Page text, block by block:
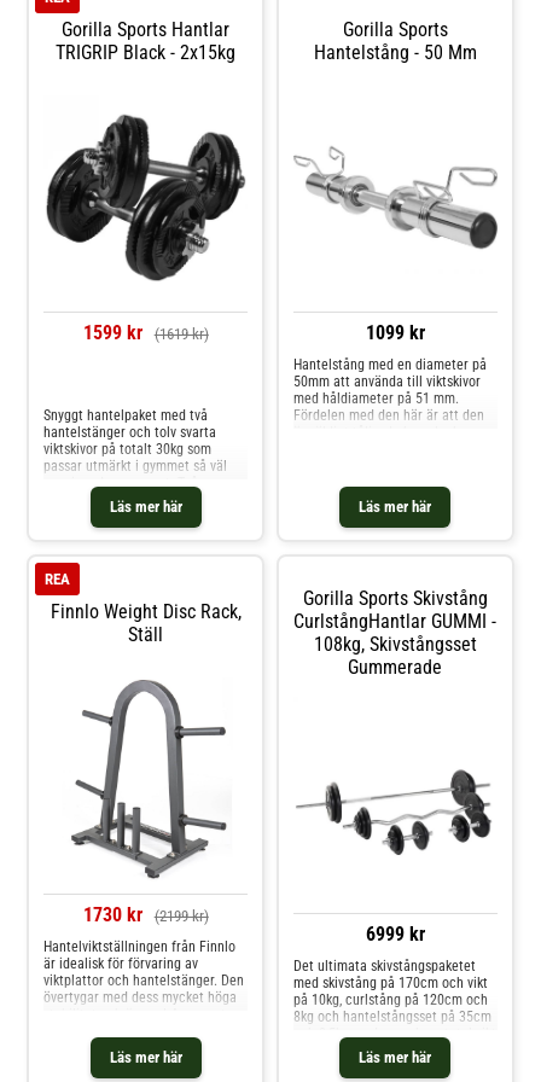
Gorilla Sports Hantlar
TRIGRIP Black - 2x15kg
1599 kr (1619 kr)
Läs mer här
Snyggt hantelpaket med två
hantelstänger och tolv svarta
viktskivor på totalt 30kg som
passar utmärkt i gymmet så väl
som i vardagsrummet. Två
hantelstänger på 35 cm Hantelpar
om 2x15 kg Åtta viktskivor i svart
Viktskivorna gjorda i gjutjärn med
användas oberoende av
hantelstång eller skivstång för en
rad övningar även dem.
Gorilla Sports
Hantelstång - 50 Mm
1099 kr
Läs mer här
Hantelstång med en diameter på
50mm att använda till viktskivor
med håldiameter på 51 mm.
Fördelen med den här är att den
viktskivor med för stor diameter.
Två fjäderlås medföljer.
Finnlo Weight Disc Rack,
Ställ
REA
1730 kr (2199 kr)
Läs mer här
Hantelviktställningen från Finnlo
är idealisk för förvaring av
viktplattor och hantelstänger. Den
övertygar med dess mycket höga
3 hantelstångshållare ett optimalt
lagringsalternativ. Den 20 cm
Gorilla Sports Skivstång
CurlstångHantlar GUMMI -
108kg, Skivstångsset
Gummerade
6999 kr
Läs mer här
Det ultimata skivstångspaketet
med skivstång på 170cm och vikt
på 10kg, curlstång på 120cm och
8kg och hantelstångsset på 35cm
på 108kg. Paketets vikt, totalt
108kg Skivstång + curlstång +